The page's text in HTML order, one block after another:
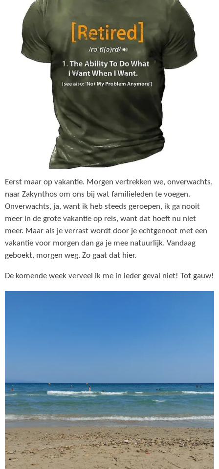
Eerst maar op vakantie. Morgen vertrekken we, onverwachts,
naar Zakynthos om ons bij wat familieleden te voegen.
Onverwachts, ja, want ik heb steeds geroepen, ik ga nooit
meer in de grote vakantie op reis, want dat hoeft nu niet
meer. Maar als je verrast wordt door je echtgenoot met een
vakantie voor morgen dan ga je mee natuurlijk. Vandaag
geboekt, morgen weg. Zo gaat dat hier.
De komende week verveel ik me in ieder geval niet! Tot gauw!